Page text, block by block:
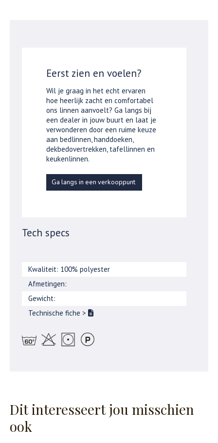
Eerst zien en voelen?
Wil je graag in het echt ervaren
hoe heerlijk zacht en comfortabel
ons linnen aanvoelt? Ga langs bij
een dealer in jouw buurt en laat je
verwonderen door een ruime keuze
aan bedlinnen, handdoeken,
dekbedovertrekken, tafellinnen en
keukenlinnen.
Ga langs in een verkooppunt
Tech specs
Kwaliteit: 100% polyester
Afmetingen:
Gewicht:
Technische fiche >
Dit interesseert jou misschien
ook